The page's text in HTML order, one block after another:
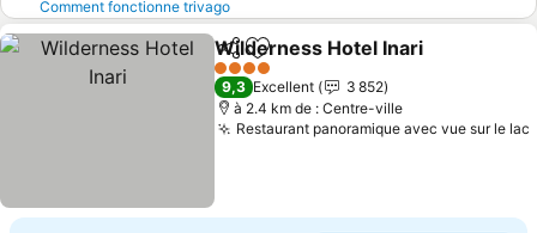
Comment fonctionne trivago
PartagerAjouter à mes favoris
Wilderness Hotel Inari
4 Étoiles
9,3 Excellent
3 852
à 2.4 km de : Centre-ville
Restaurant panoramique avec vue sur le lac